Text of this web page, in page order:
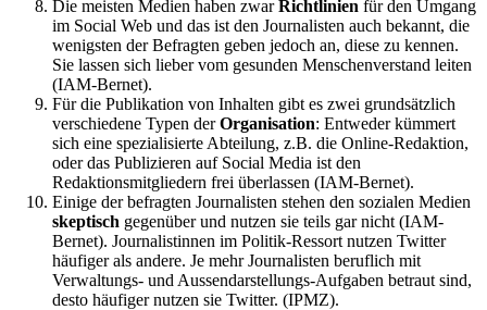
Die meisten Medien haben zwarRichtlinien für den Umgang
im Social Web und das ist den Journalisten auch bekannt, die
wenigsten der Befragten geben jedoch an, diese zu kennen.
Sie lassen sich lieber vom gesunden Menschenverstand leiten
(IAM-Bernet).
Für die Publikation von Inhalten gibt es zwei grundsätzlich
verschiedene Typen derOrganisation: Entweder kümmert
sich eine spezialisierte Abteilung, z.B. die Online-Redaktion,
oder das Publizieren auf Social Media ist den
Redaktionsmitgliedern frei überlassen (IAM-Bernet).
Einige der befragten Journalisten stehen den sozialen Medien
skeptisch gegenüber und nutzen sie teils gar nicht (IAM-
Bernet). Journalistinnen im Politik-Ressort nutzen Twitter
häufiger als andere. Je mehr Journalisten beruflich mit
Verwaltungs- und Aussendarstellungs-Aufgaben betraut sind,
desto häufiger nutzen sie Twitter. (IPMZ).